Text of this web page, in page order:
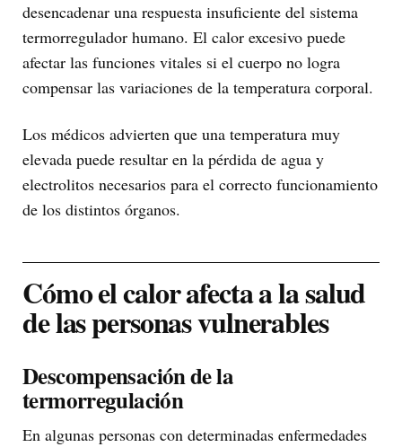
desencadenar una respuesta insuficiente del sistema
termorregulador humano. El calor excesivo puede
afectar las funciones vitales si el cuerpo no logra
compensar las variaciones de la temperatura corporal.
Los médicos advierten que una temperatura muy
elevada puede resultar en la pérdida de agua y
electrolitos necesarios para el correcto funcionamiento
de los distintos órganos.
Cómo el calor afecta a la salud
de las personas vulnerables
Descompensación de la
termorregulación
En algunas personas con determinadas enfermedades